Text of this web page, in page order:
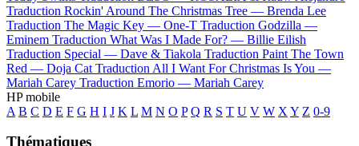
Traduction Rockin' Around The Christmas Tree — Brenda Lee
Traduction The Magic Key — One-T Traduction Godzilla —
Eminem Traduction What Was I Made For? — Billie Eilish
Traduction Special — Dave & Tiakola Traduction Paint The Town
Red — Doja Cat Traduction All I Want For Christmas Is You —
Mariah Carey Traduction Emorio — Mariah Carey
HP mobile
A B C D E F G H I J K L M N O P Q R S T U V W X Y Z 0-9
Thématiques